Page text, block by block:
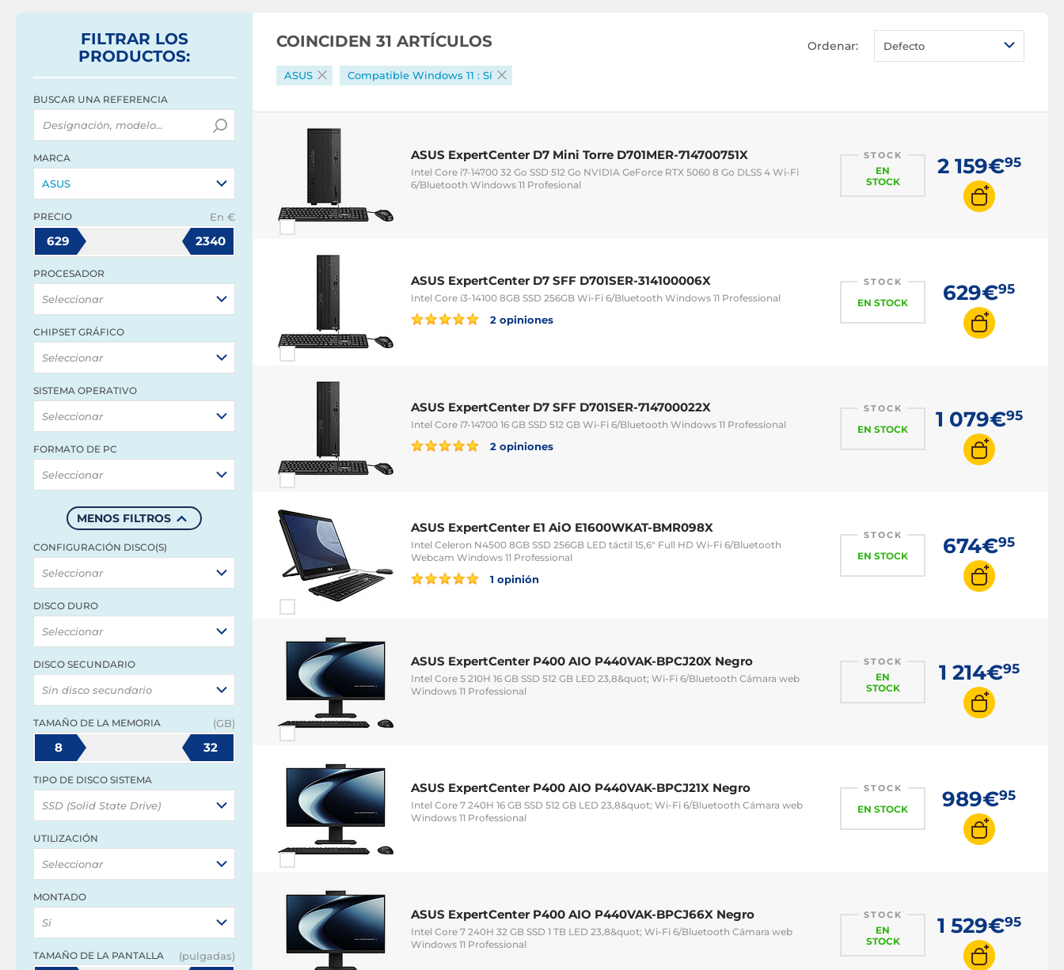
PC i9
FILTRAR LOS
PRODUCTOS:
BUSCAR UNA REFERENCIA
MARCA
ASUS
PRECIO En €
629 2340
PROCESADOR
Seleccionar
CHIPSET GRÁFICO
Seleccionar
SISTEMA OPERATIVO
Seleccionar
FORMATO DE PC
Seleccionar
MENOS FILTROS
CONFIGURACIÓN DISCO(S)
Seleccionar
DISCO DURO
Seleccionar
DISCO SECUNDARIO
Sin disco secundario
TAMAÑO DE LA MEMORIA (GB)
8 32
TIPO DE DISCO SISTEMA
SSD (Solid State Drive)
UTILIZACIÓN
Seleccionar
MONTADO
Sí
TAMAÑO DE LA PANTALLA (pulgadas)
COINCIDEN 31 ARTÍCULOS Ordenar: Defecto
ASUS Compatible Windows 11 : Sí
ASUS ExpertCenter D7 Mini Torre D701MER-714700751X
Intel Core i7-14700 32 Go SSD 512 Go NVIDIA GeForce RTX 5060 8 Go DLSS 4 Wi-Fi
6/Bluetooth Windows 11 Profesional
STOCK
EN
STOCK
2 159€95
ASUS ExpertCenter D7 SFF D701SER-314100006X
Intel Core i3-14100 8GB SSD 256GB Wi-Fi 6/Bluetooth Windows 11 Professional
2 opiniones
STOCK
EN STOCK 629€95
ASUS ExpertCenter D7 SFF D701SER-714700022X
Intel Core i7-14700 16 GB SSD 512 GB Wi-Fi 6/Bluetooth Windows 11 Professional
2 opiniones
STOCK
EN STOCK 1 079€95
ASUS ExpertCenter E1 AiO E1600WKAT-BMR098X
Intel Celeron N4500 8GB SSD 256GB LED táctil 15,6" Full HD Wi-Fi 6/Bluetooth
Webcam Windows 11 Professional
1 opinión
STOCK
EN STOCK 674€95
ASUS ExpertCenter P400 AIO P440VAK-BPCJ20X Negro
Intel Core 5 210H 16 GB SSD 512 GB LED 23,8&quot; Wi-Fi 6/Bluetooth Cámara web
Windows 11 Professional
STOCK
EN
STOCK
1 214€95
ASUS ExpertCenter P400 AIO P440VAK-BPCJ21X Negro
Intel Core 7 240H 16 GB SSD 512 GB LED 23,8&quot; Wi-Fi 6/Bluetooth Cámara web
Windows 11 Professional
STOCK
EN STOCK 989€95
ASUS ExpertCenter P400 AIO P440VAK-BPCJ66X Negro
Intel Core 7 240H 32 GB SSD 1 TB LED 23,8&quot; Wi-Fi 6/Bluetooth Cámara web
Windows 11 Professional
STOCK
EN
STOCK
1 529€95